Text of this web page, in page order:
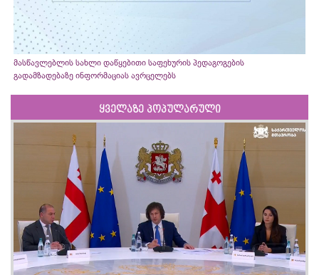
მასწავლებლის სახლი დაწყებითი საფეხურის პედაგოგების
გადამზადებაზე ინფორმაციას ავრცელებს
ყველაზე პოპულარული